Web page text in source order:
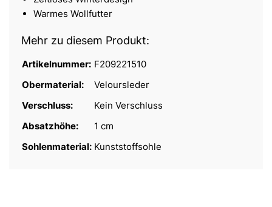
Warmes Wollfutter
Mehr zu diesem Produkt:
Artikelnummer: F209221510
Obermaterial:
Veloursleder
Verschluss:
Kein Verschluss
Absatzhöhe:
1 cm
Sohlenmaterial: Kunststoffsohle